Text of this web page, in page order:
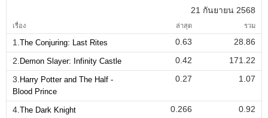
21 กันยายน 2568
เรื่อง ล่าสุด รวม
1. The Conjuring: Last Rites 0.63
28.86
2. Demon Slayer: Infinity Castle 0.42
171.22
3. Harry Potter and The Half -
Blood Prince
0.27 1.07
4. The Dark Knight 0.266
0.92